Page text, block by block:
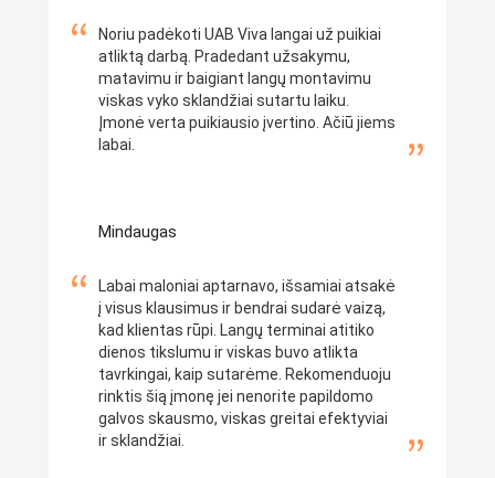
Noriu padėkoti UAB Viva langai už puikiai
atliktą darbą. Pradedant užsakymu,
matavimu ir baigiant langų montavimu
viskas vyko sklandžiai sutartu laiku.
Įmonė verta puikiausio įvertino. Ačiū jiems
labai.
Mindaugas
Labai maloniai aptarnavo, išsamiai atsakė
į visus klausimus ir bendrai sudarė vaizą,
kad klientas rūpi. Langų terminai atitiko
dienos tikslumu ir viskas buvo atlikta
tavrkingai, kaip sutarėme. Rekomenduoju
rinktis šią įmonę jei nenorite papildomo
galvos skausmo, viskas greitai efektyviai
ir sklandžiai.